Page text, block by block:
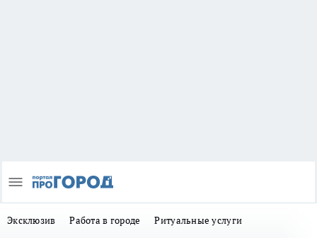
Эксклюзив Работа в городе Ритуальные услуги